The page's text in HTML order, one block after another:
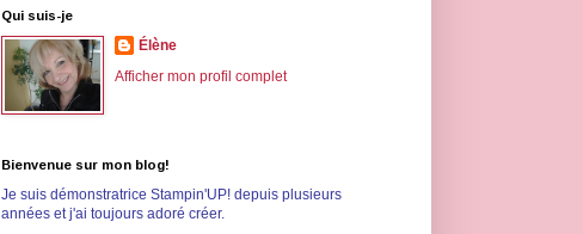
Qui suis-je
Élène
Afficher mon profil complet
Bienvenue sur mon blog!
Je suis démonstratrice Stampin'UP! depuis plusieurs
années et j'ai toujours adoré créer.